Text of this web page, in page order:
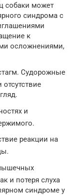
собаки может
синдрома с
к
осложнениями,
Судорожные
и
реакции на
и потеря слуха
синдроме у